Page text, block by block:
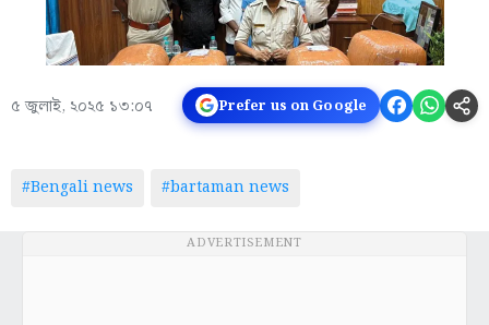
৫ জুলাই, ২০২৫ ১৩:০৭ Prefer us on Google
#Bengali news #bartaman news
ADVERTISEMENT